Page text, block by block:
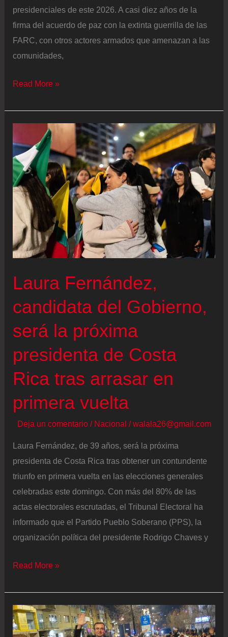
encima
de
2023
presidenciales de este 2026. A casi diez años de la
firma del acuerdo de paz con la extinta guerrilla de las
FARC, con otros actores armados que amenazan a las
comunidades,
La
recrudecida
el
riesgo
de
fraude
amenazan
el
ciclo
electoral
Colombia
Read More »
Laura Fernández,
candidata del Gobierno,
será la próxima
presidenta de Costa
Rica tras arrasar en
primera vuelta
Deja un comentario / Nacional /walala26@gmail.com
Laura Fernández, de 39 años, será la próxima
presidenta de Costa Rica tras obtener un contundente
triunfo en primera vuelta en las elecciones generales
celebradas este domingo. Con más del 80% de las
actas electorales escrutadas, el Tribunal Electoral ha
informado que el Partido Pueblo Soberano (PPS), la
organización política del presidente Rodrigo Chaves y
Laura
candidata
del
Gobierno,
Read More »